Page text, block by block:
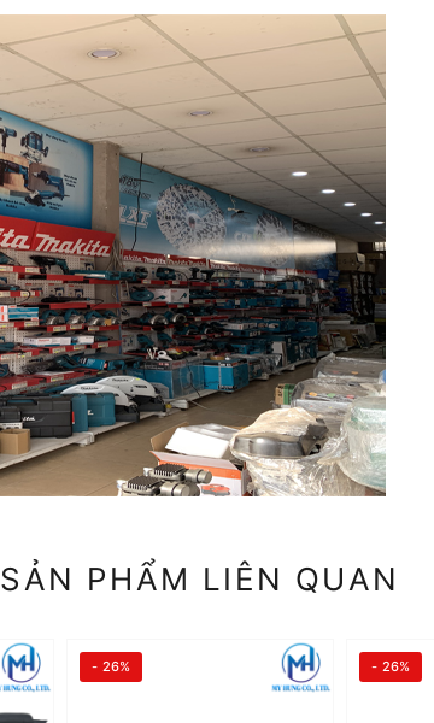
SẢN PHẨM LIÊN QUAN
- 26% - 26%